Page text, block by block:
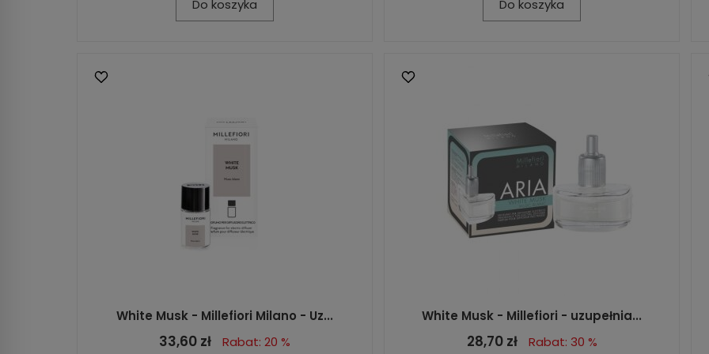
Do koszyka Do koszyka
White Musk - Millefiori Milano - Uz...
33,60 zł Rabat: 20 %
White Musk - Millefiori - uzupełnia...
28,70 zł Rabat: 30 %